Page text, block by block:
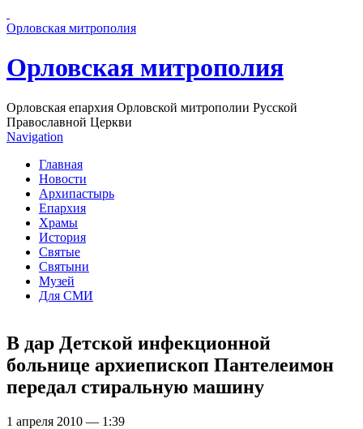
Орловская митрополия
Орловская митрополия
Орловская епархия Орловской митрополии Русской
Православной Церкви
Navigation
Главная
Новости
Архипастырь
Епархия
Храмы
История
Святые
Святыни
Музей
Для СМИ
В дар Детской инфекционной
больнице архиепископ Пантелеимон
передал стиральную машину
1 апреля 2010 — 1:39